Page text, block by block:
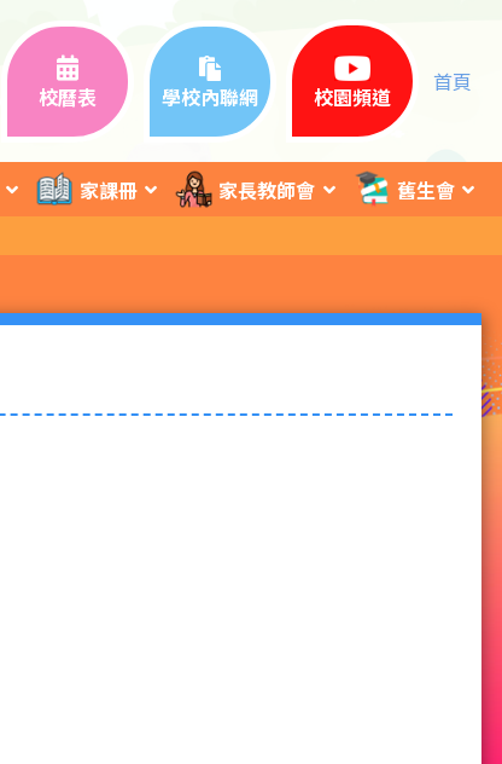
校曆表 學校內聯網 校園頻道
首頁
家課冊 家長教師會 舊生會